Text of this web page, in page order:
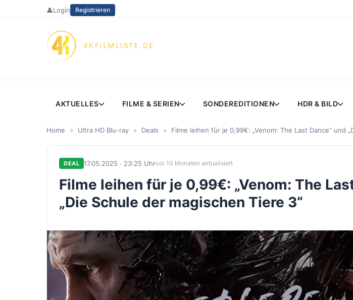
👤Login Registrieren
AKTUELLES FILME & SERIEN SONDEREDITIONEN HDR & BILD
Home » Ultra HD Blu-ray » Deals » Filme leihen für je 0,99€: „Venom: The Last Dance“ und
DEAL 17.05.2025 · 23:25 Uhrvor 10 Monaten aktualisiert
Filme leihen für je 0,99€: „Venom: The
„Die Schule der magischen Tiere 3“